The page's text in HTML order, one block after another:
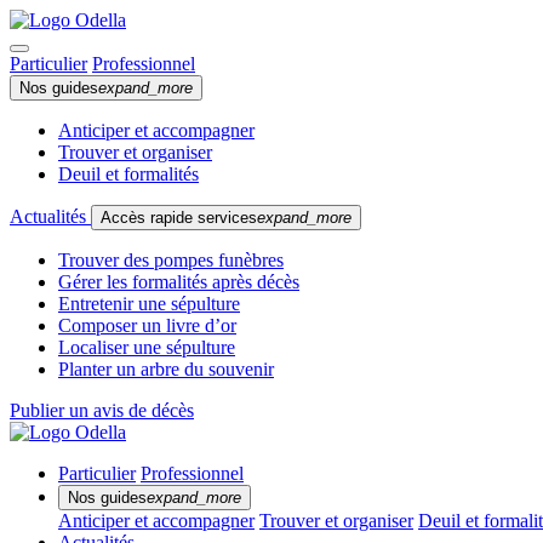
Particulier Professionnel
Nos guidesexpand_more
Anticiper et accompagner
Trouver et organiser
Deuil et formalités
Actualités Accès rapide servicesexpand_more
Trouver des pompes funèbres
Gérer les formalités après décès
Entretenir une sépulture
Composer un livre d’or
Localiser une sépulture
Planter un arbre du souvenir
Publier un avis de décès
Particulier Professionnel
Nos guidesexpand_more
Anticiper et accompagner Trouver et organiser Deuil et